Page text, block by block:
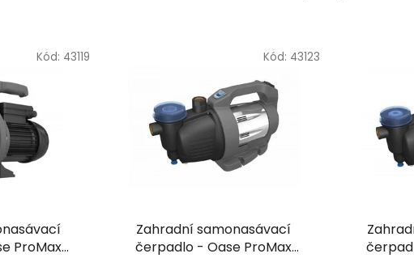
ProMax
Kód: 43119
Zahradní samonasávací
čerpadlo - Oase ProMax
Kód: 43123